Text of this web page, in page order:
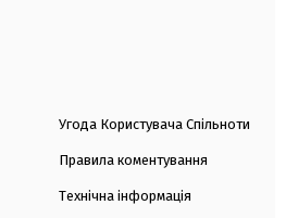
Угода Користувача Спільноти
Правила коментування
Технічна інформація